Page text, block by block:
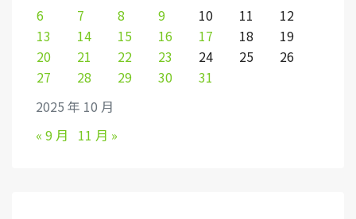
2025 年 10 月
6
7 8 9 10 11
12
13
14 15 16 17 18
19
20
21 22 23 24 25
26
27
28 29 30 31
« 9 月 11 月 »